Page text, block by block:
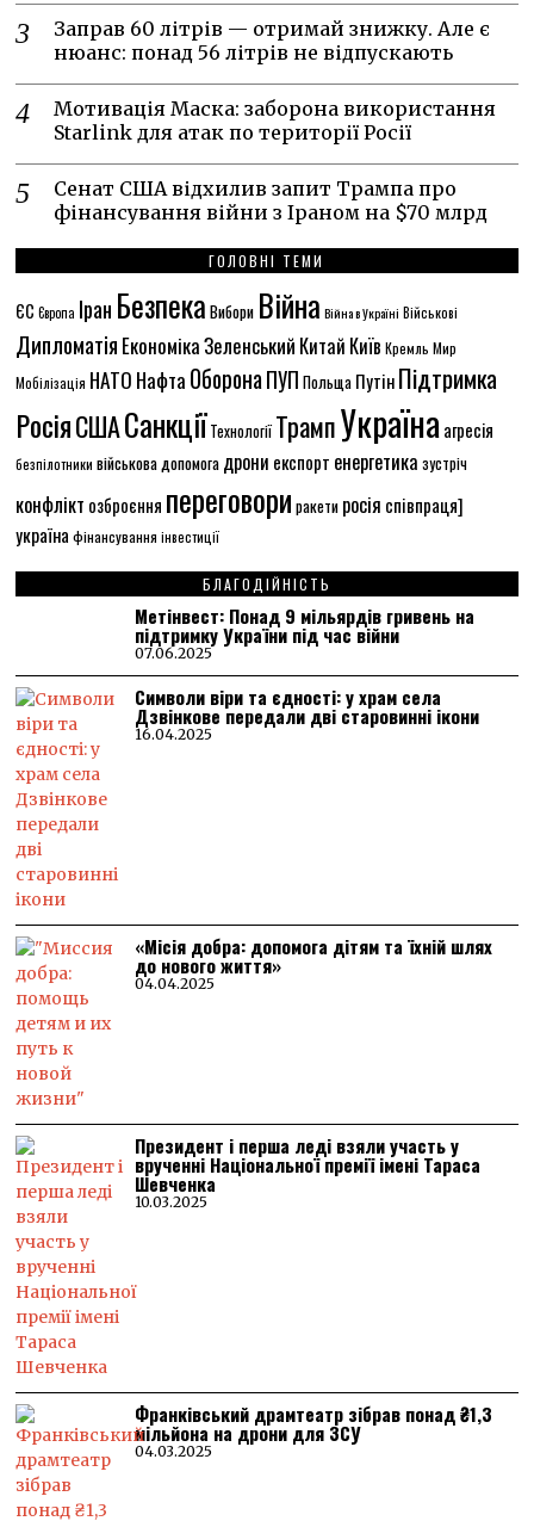
Заправ 60 літрів — отримай знижку. Але є
нюанс: понад 56 літрів не відпускають
Мотивація Маска: заборона використання
Starlink для атак по території Росії
Сенат США відхилив запит Трампа про
фінансування війни з Іраном на $70 млрд
ГОЛОВНІ ТЕМИ
ЄС Європа Іран Безпека Вибори Війна Війна в Україні Військові
Дипломатія ЕкономікаЗеленський Китай Київ Кремль Мир
Мобілізація НАТО Нафта ОборонаПУП Польща ПутінПідтримка
РосіяСШАСанкціїТехнологіїТрампУкраїна агресія
безпілотники військова допомога дрони експорт енергетика зустріч
конфлікт озброєння переговори ракети росія співпраця]
україна фінансування інвестиції
БЛАГОДІЙНІСТЬ
Метінвест: Понад 9 мільярдів гривень на
підтримку України під час війни
07.06.2025
Символи віри та єдності: у храм села
Дзвінкове передали дві старовинні ікони
16.04.2025
«Місія добра: допомога дітям та їхній шлях
до нового життя»
04.04.2025
Президент і перша леді взяли участь у
врученні Національної премії імені Тараса
Шевченка
10.03.2025
Франківський драмтеатр зібрав понад ₴1,3
мільйона на дрони для ЗСУ
04.03.2025